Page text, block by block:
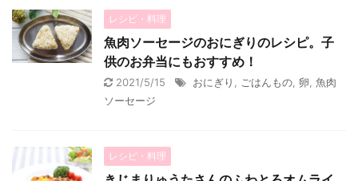
レシピ・料理
魚肉ソーセージのおにぎりのレシピ。子
供のお弁当にもおすすめ！
2021/5/15 おにぎり ごはんもの 卵 魚肉
ソーセージ
レシピ・料理